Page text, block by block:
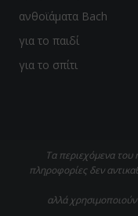
ανθοϊάματα Bach
για το παιδί
για το σπίτι
Τα περιεχόμενα του
πληροφορίες δεν
αλλά